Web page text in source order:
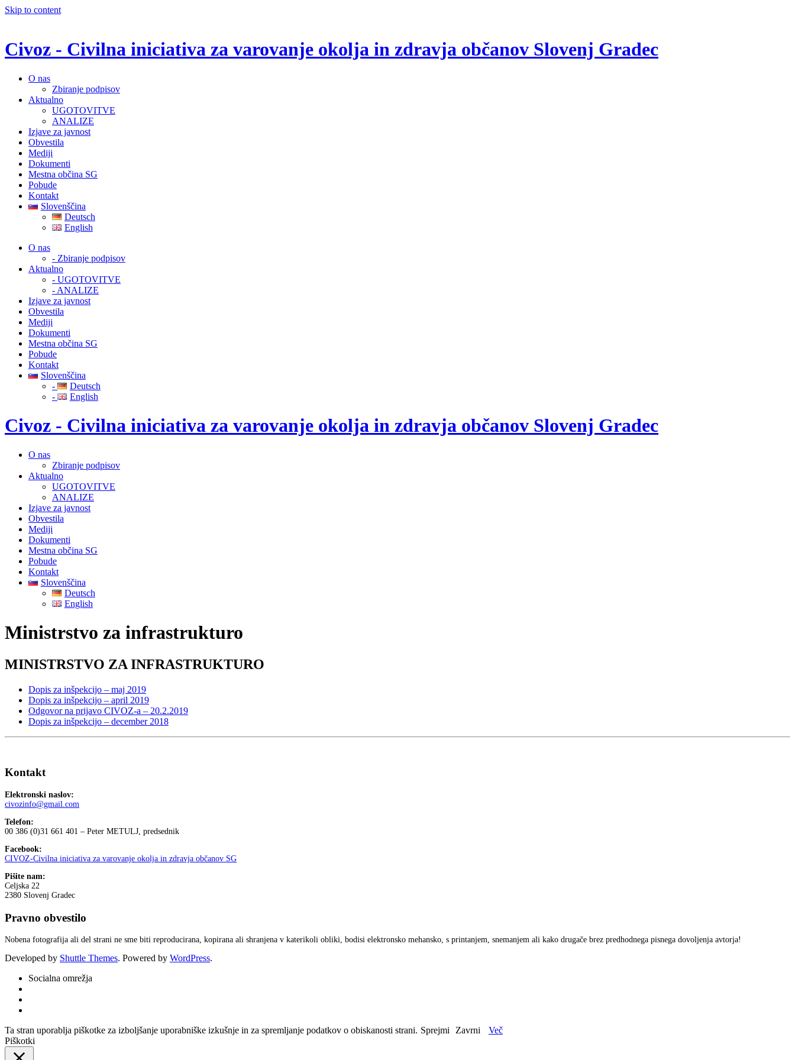
Skip to content
Civoz - Civilna iniciativa za varovanje okolja in zdravja občanov Slovenj Gradec
O nas
Zbiranje podpisov
Aktualno
UGOTOVITVE
ANALIZE
Izjave za javnost
Obvestila
Mediji
Dokumenti
Mestna občina SG
Pobude
Kontakt
Slovenščina
Deutsch
English
O nas
- Zbiranje podpisov
Aktualno
- UGOTOVITVE
- ANALIZE
Izjave za javnost
Obvestila
Mediji
Dokumenti
Mestna občina SG
Pobude
Kontakt
Slovenščina
-
Deutsch
-
English
Civoz - Civilna iniciativa za varovanje okolja in zdravja občanov Slovenj Gradec
O nas
Zbiranje podpisov
Aktualno
UGOTOVITVE
ANALIZE
Izjave za javnost
Obvestila
Mediji
Dokumenti
Mestna občina SG
Pobude
Kontakt
Slovenščina
Deutsch
English
Ministrstvo za infrastrukturo
MINISTRSTVO ZA INFRASTRUKTURO
Dopis za inšpekcijo – maj 2019
Dopis za inšpekcijo – april 2019
Odgovor na prijavo CIVOZ-a – 20.2.2019
Dopis za inšpekcijo – december 2018
Kontakt
Elektronski naslov:
civozinfo@gmail.com
Telefon:
00 386 (0)31 661 401 – Peter METULJ, predsednik
Facebook:
CIVOZ-Civilna iniciativa za varovanje okolja in zdravja občanov SG
Pišite nam:
Celjska 22
2380 Slovenj Gradec
Pravno obvestilo
Nobena fotografija ali del strani ne sme biti reproducirana, kopirana ali shranjena v katerikoli obliki, bodisi elektronsko mehansko, s printanjem, snemanjem ali kako drugače brez predhodnega pisnega dovoljenja avtorja!
Developed by Shuttle Themes. Powered by WordPress.
Socialna omrežja
Ta stran uporablja piškotke za izboljšanje uporabniške izkušnje in za spremljanje podatkov o obiskanosti strani. Sprejmi Zavrni
Več
Piškotki